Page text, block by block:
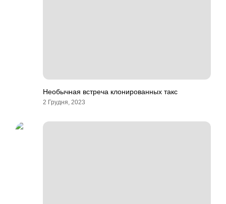
Необычная встреча клонированных такс
2 Грудня, 2023